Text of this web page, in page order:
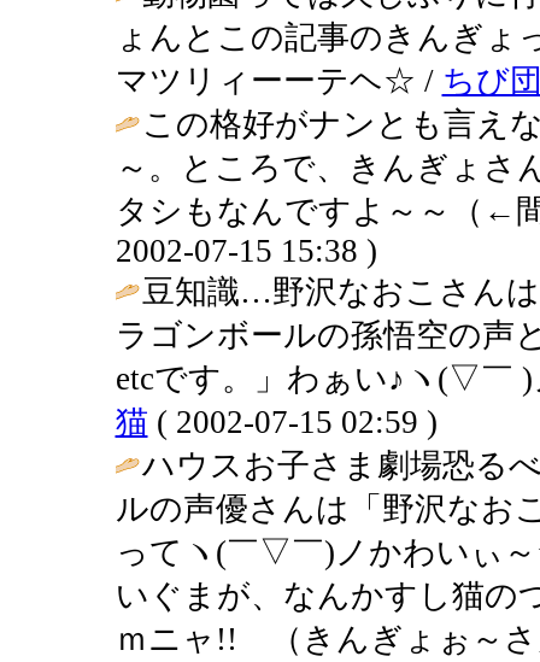
ょんとこの記事のきんぎょ
マツリィーーテヘ☆ / ちび
この格好がナンとも言え
～。ところで、きんぎょさ
タシもなんですよ～～（←
2002-07-15 15:38 )
豆知識…野沢なおこさん
ラゴンボールの孫悟空の声
etcです。」わぁい♪ヽ(▽
猫 ( 2002-07-15 02:59 )
ハウスお子さま劇場恐る
ルの声優さんは「野沢なお
ってヽ(￣▽￣)ノかわいぃ
いぐまが、なんかすし猫
ｍニャ!! （きんぎょぉ～